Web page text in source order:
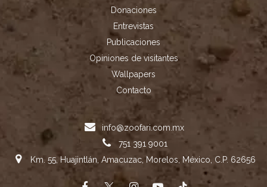
info@zoofari.com.mx
751 391 9001
Km. 55, Huajintlán, Amacuzac, Morelos, México, C.P. 62656
Donaciones
Entrevistas
Publicaciones
Opiniones de visitantes
Wallpapers
Contacto